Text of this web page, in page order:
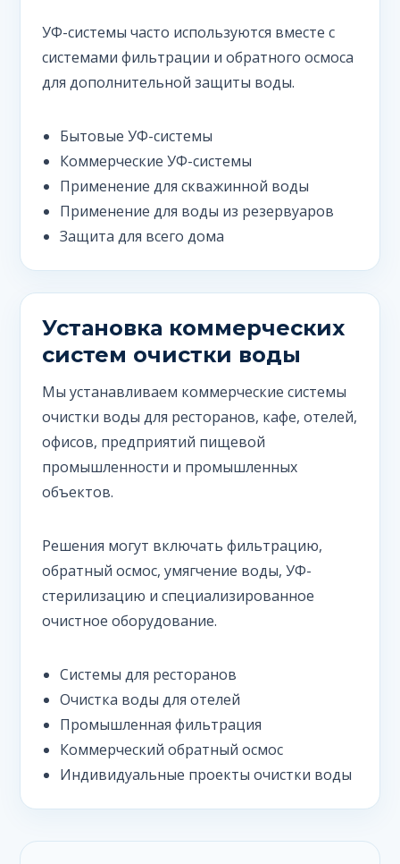
УФ-системы часто используются вместе с
системами фильтрации и обратного осмоса
для дополнительной защиты воды.
Бытовые УФ-системы
Коммерческие УФ-системы
Применение для скважинной воды
Применение для воды из резервуаров
Защита для всего дома
Установка коммерческих
систем очистки воды
Мы устанавливаем коммерческие системы
очистки воды для ресторанов, кафе, отелей,
офисов, предприятий пищевой
промышленности и промышленных
объектов.
Решения могут включать фильтрацию,
обратный осмос, умягчение воды, УФ-
стерилизацию и специализированное
очистное оборудование.
Системы для ресторанов
Очистка воды для отелей
Промышленная фильтрация
Коммерческий обратный осмос
Индивидуальные проекты очистки воды